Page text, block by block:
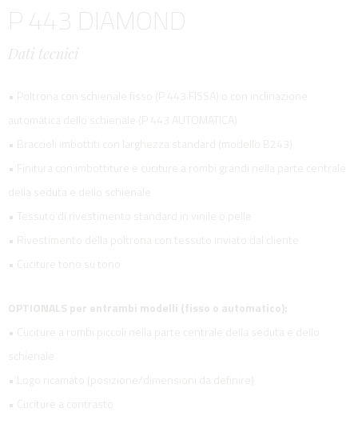
P 443 DIAMOND
Dati tecnici
• Poltrona con schienale fisso (P 443 FISSA) o con inclinazione
automatica dello schienale (P 443 AUTOMATICA)
• Braccioli imbottiti con larghezza standard (modello B243)
• Finitura con imbottiture e cuciture a rombi grandi nella parte centrale
della seduta e dello schienale
• Tessuto di rivestimento standard in vinile o pelle
• Rivestimento della poltrona con tessuto inviato dal cliente
• Cuciture tono su tono
OPTIONALS per entrambi modelli (fisso o automatico):
• Cuciture a rombi piccoli nella parte centrale della seduta e dello
• Logo ricamato (posizione/dimensioni da definire)
• Cuciture a contrasto